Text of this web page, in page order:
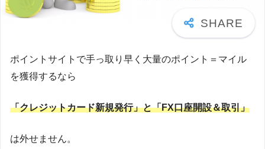
ポイントサイトで手っ取り早く大量のポイント＝マイル
を獲得するなら
「クレジットカード新規発行」と「FX口座開設＆取引」
は外せません。